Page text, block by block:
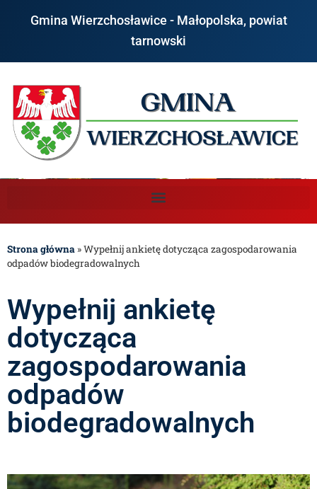
Gmina Wierzchosławice - Małopolska, powiat
tarnowski
Strona główna »Wypełnij ankietę dotycząca zagospodarowania
odpadów biodegradowalnych
Wypełnij ankietę
dotycząca
zagospodarowania
odpadów
biodegradowalnych